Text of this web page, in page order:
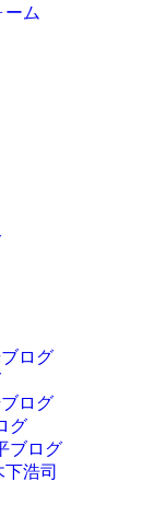
ーム
ログ
ログ
グ
ブログ
浩司